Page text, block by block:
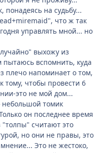
на судьбу...
что ж так
управлять мной... но
выхожу из
вспомнить, куда
плечо напоминает о том,
тому, чтобы провести 6
это не мой дом...
томик
он последнее время
считают это
но они не правы, это
Это не жестоко,